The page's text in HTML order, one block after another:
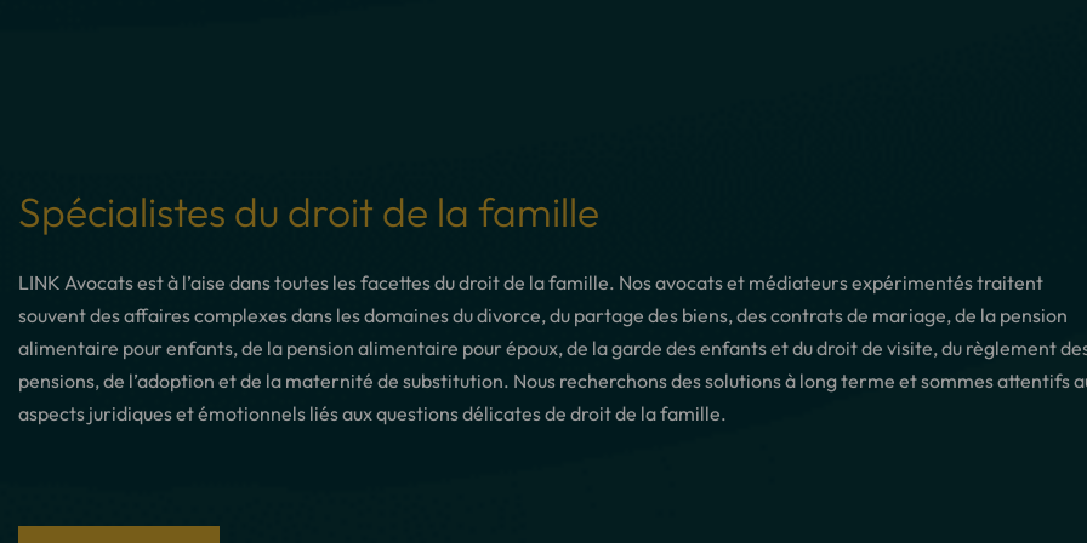
Spécialistes du droit de la famille
LINK Avocats est à l’aise dans toutes les facettes du droit de la famille. Nos avocats et médiateurs expérimentés traitent
souvent des affaires complexes dans les domaines du divorce, du partage des biens, des contrats de mariage, de la pension
alimentaire pour enfants, de la pension alimentaire pour époux, de la garde des enfants et du droit de visite, du règlement
pensions, de l’adoption et de la maternité de substitution. Nous recherchons des solutions à long terme et sommes attentifs
aspects juridiques et émotionnels liés aux questions délicates de droit de la famille.